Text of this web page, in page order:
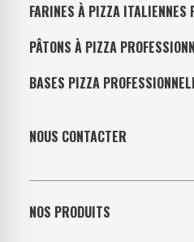
FARINES À PIZZA ITALIENNES
PÂTONS À PIZZA
BASES PIZZA
NOUS CONTACTER
NOS PRODUITS